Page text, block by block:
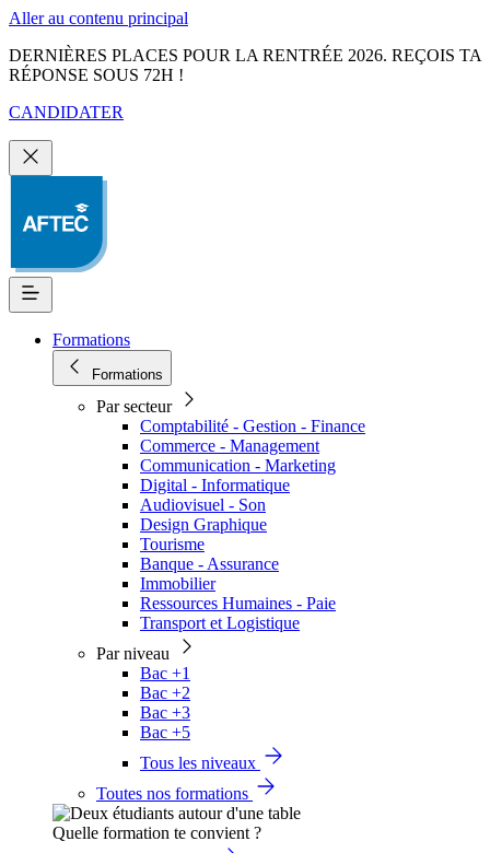
Aller au contenu principal
DERNIÈRES PLACES POUR LA RENTRÉE 2026. REÇOIS TA
RÉPONSE SOUS 72H !
CANDIDATER
Formations
Formations
Par secteur
Comptabilité - Gestion - Finance
Commerce - Management
Communication - Marketing
Digital - Informatique
Audiovisuel - Son
Design Graphique
Tourisme
Banque - Assurance
Immobilier
Ressources Humaines - Paie
Transport et Logistique
Par niveau
Bac +1
Bac +2
Bac +3
Bac +5
Tous les niveaux
Toutes nos formations
Quelle formation te convient ?